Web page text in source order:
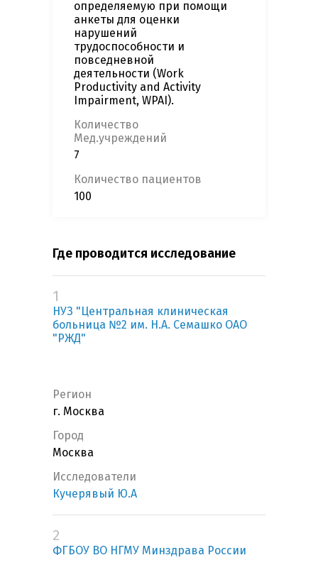
определяемую при помощи
анкеты для оценки
нарушений
трудоспособности и
повседневной
деятельности (Work
Productivity and Activity
Impairment, WPAI).
Количество
Мед.учреждений
7
Количество пациентов
100
Где проводится исследование
1
НУЗ "Центральная клиническая
больница №2 им. Н.А. Семашко ОАО
"РЖД"
Регион
г. Москва
Город
Москва
Исследователи
Кучерявый Ю.А
2
ФГБОУ ВО НГМУ Минздрава России